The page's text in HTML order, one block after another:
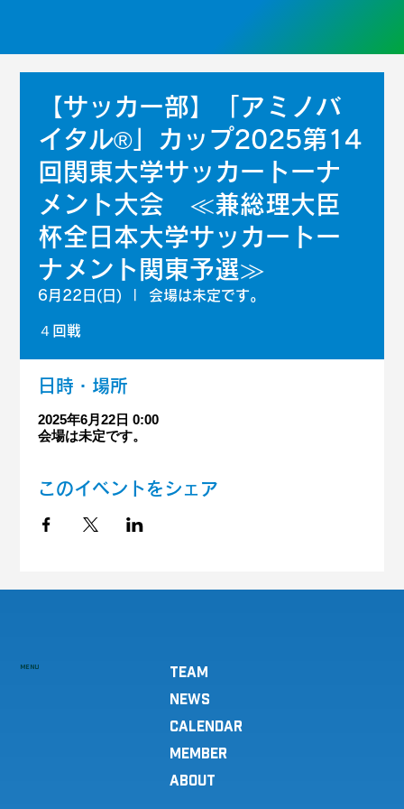
【サッカー部】「アミノバ
イタル®」カップ2025第14
回関東大学サッカートーナ
メント大会 ≪兼総理大臣
杯全日本大学サッカートー
ナメント関東予選≫
6月22日(日) 会場は未定です。
４回戦
日時・場所
2025年6月22日 0:00
会場は未定です。
このイベントをシェア
MENU
TEAM
NEWS
CALENDAR
MEMBER
ABOUT